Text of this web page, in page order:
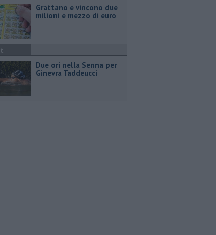
Grattano e vincono due
milioni e mezzo di euro
Due ori nella Senna per
Ginevra Taddeucci